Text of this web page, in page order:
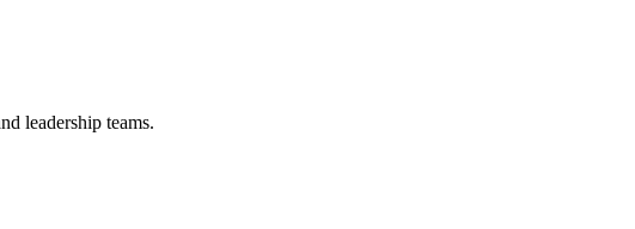
leadership teams.